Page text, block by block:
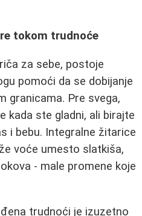
tokom trudnoće
za sebe, postoje
pomoći da se dobijanje
granicama. Pre svega,
kada ste gladni, ali birajte
i bebu. Integralne žitarice
voće umesto slatkiša,
- male promene koje
trudnoći je izuzetno